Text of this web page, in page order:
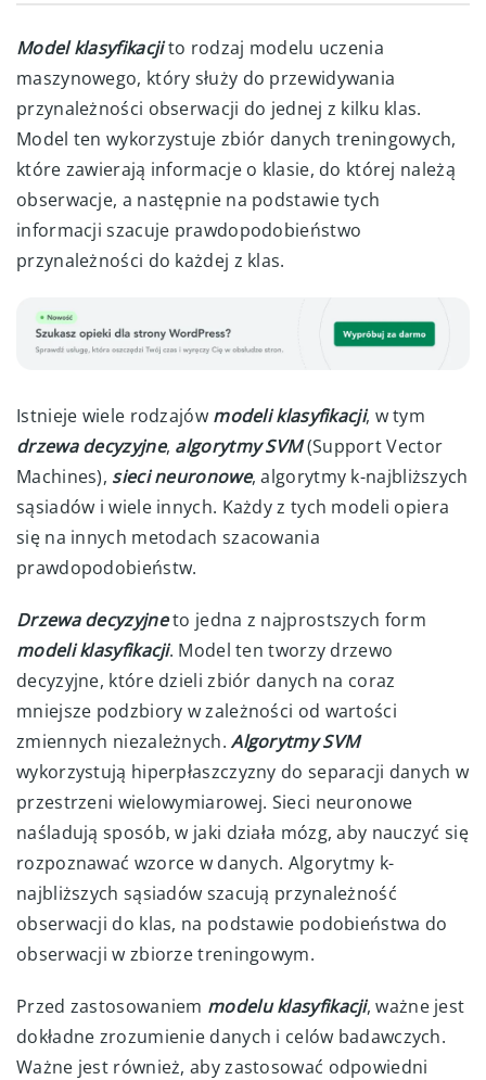
Model klasyfikacjito rodzaj modelu uczenia
maszynowego, który służy do przewidywania
przynależności obserwacji do jednej z kilku klas.
Model ten wykorzystuje zbiór danych treningowych,
które zawierają informacje o klasie, do której należą
obserwacje, a następnie na podstawie tych
informacji szacuje prawdopodobieństwo
przynależności do każdej z klas.
Istnieje wiele rodzajów modeli klasyfikacji, w tym
drzewa decyzyjne, algorytmy SVM(Support Vector
Machines), sieci neuronowe, algorytmy k-najbliższych
sąsiadów i wiele innych. Każdy z tych modeli opiera
się na innych metodach szacowania
prawdopodobieństw.
Drzewa decyzyjneto jedna z najprostszych form
modeli klasyfikacji. Model ten tworzy drzewo
decyzyjne, które dzieli zbiór danych na coraz
mniejsze podzbiory w zależności od wartości
zmiennych niezależnych.Algorytmy SVM
wykorzystują hiperpłaszczyzny do separacji danych w
przestrzeni wielowymiarowej. Sieci neuronowe
naśladują sposób, w jaki działa mózg, aby nauczyć się
rozpoznawać wzorce w danych. Algorytmy k-
najbliższych sąsiadów szacują przynależność
obserwacji do klas, na podstawie podobieństwa do
obserwacji w zbiorze treningowym.
Przed zastosowaniem modelu klasyfikacji, ważne jest
dokładne zrozumienie danych i celów badawczych.
Ważne jest również, aby zastosować odpowiedni